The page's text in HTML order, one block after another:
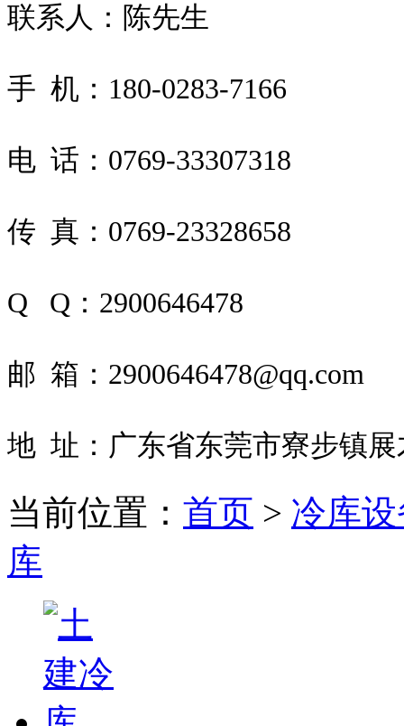
联系人：陈先生
手 机：180-0283-7166
电 话：0769-33307318
传 真：0769-23328658
Q Q：2900646478
邮 箱：2900646478@qq.com
地 址： 广东省东莞市寮步镇
当前位置： 首页 > 冷库
库